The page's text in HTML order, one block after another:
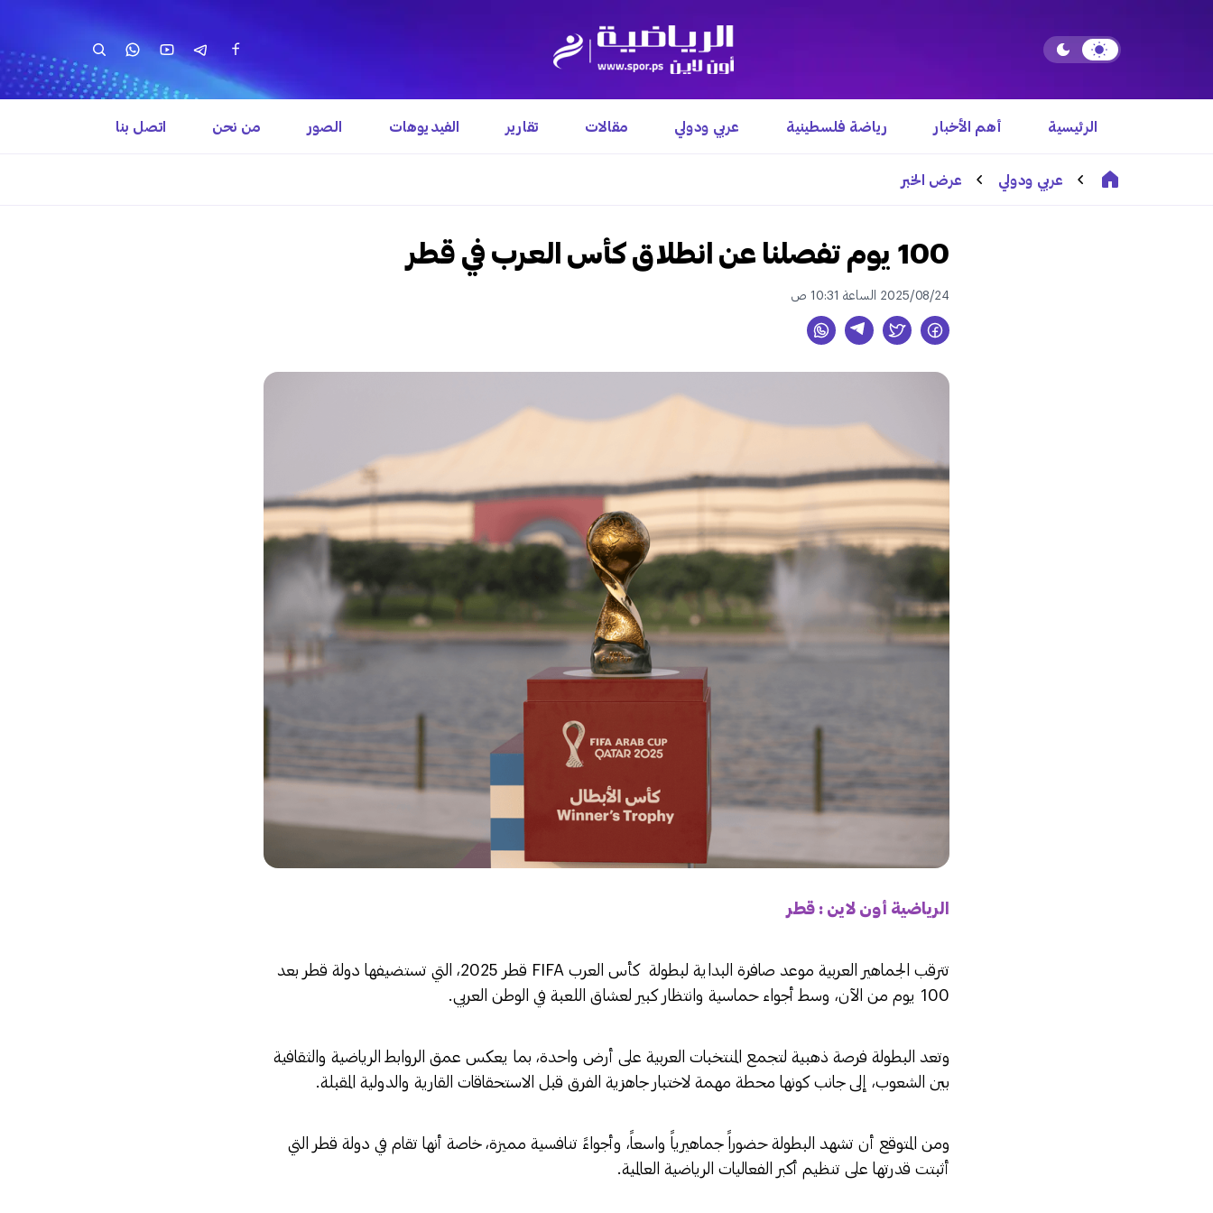
الرئيسية أهم الأخبار رياضة فلسطينية عربي ودولي مقالات تقارير الفيديوهات الصور من نحن اتصل بنا
عربي ودولي عرض الخبر
100 يوم تفصلنا عن انطلاق كأس العرب في قطر
2025/08/24 الساعة 10:31 ص
الرياضية أون لاين : قطر
تترقب الجماهير العربية موعد صافرة البداية لبطولة كأس العرب FIFA قطر 2025، التي تستضيفها دولة قطر بعد
100 يوم من الآن، وسط أجواء حماسية وانتظار كبير لعشاق اللعبة في الوطن العربي.
وتعد البطولة فرصة ذهبية لتجمع المنتخبات العربية على أرض واحدة، بما يعكس عمق الروابط الرياضية والثقافية
بين الشعوب، إلى جانب كونها محطة مهمة لاختبار جاهزية الفرق قبل الاستحقاقات القارية والدولية المقبلة.
ومن المتوقع أن تشهد البطولة حضوراً جماهيرياً واسعاً، وأجواءً تنافسية مميزة، خاصة أنها تقام في دولة قطر التي
أثبتت قدرتها على تنظيم أكبر الفعاليات الرياضية العالمية.